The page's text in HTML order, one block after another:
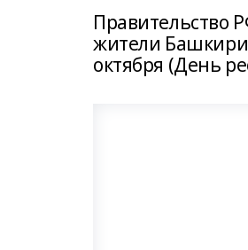
Правительство
жители
октября (День